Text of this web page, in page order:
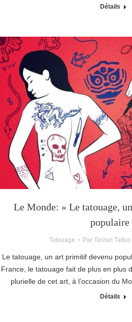
Détails
Le Monde: « Le tatouage,
populaire
Tatouage Par Tarzan Tattoo
Le tatouage, un art primitif devenu
France, le tatouage fait de plus en plus
plurielle de cet art, à l’occasion du
Détails